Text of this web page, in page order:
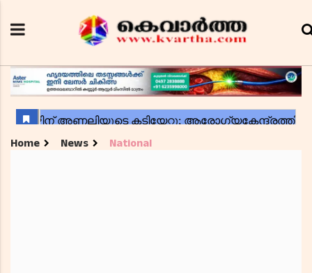
Home News National